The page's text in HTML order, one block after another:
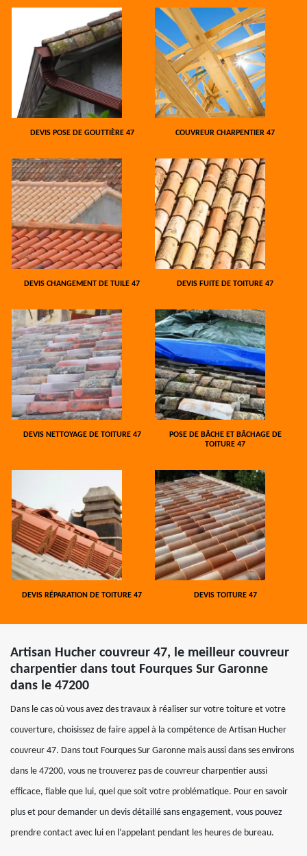
DEVIS POSE DE GOUTTIÈRE 47 COUVREUR CHARPENTIER 47
DEVIS CHANGEMENT DE TUILE 47 DEVIS FUITE DE TOITURE 47
DEVIS NETTOYAGE DE TOITURE 47
POSE DE BÂCHE ET BÂCHAGE DE
TOITURE 47
DEVIS RÉPARATION DE TOITURE 47 DEVIS TOITURE 47
Artisan Hucher couvreur 47, le meilleur couvreur
charpentier dans tout Fourques Sur Garonne
dans le 47200
Dans le cas où vous avez des travaux à réaliser sur votre toiture et votre
couverture, choisissez de faire appel à la compétence de Artisan Hucher
couvreur 47. Dans tout Fourques Sur Garonne mais aussi dans ses environs
dans le 47200, vous ne trouverez pas de couvreur charpentier aussi
efficace, fiable que lui, quel que soit votre problématique. Pour en savoir
plus et pour demander un devis détaillé sans engagement, vous pouvez
prendre contact avec lui en l’appelant pendant les heures de bureau.